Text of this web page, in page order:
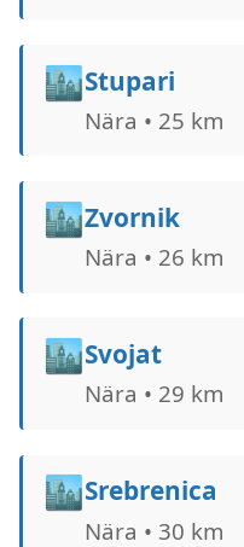
🏙️Stupari
Nära • 25 km
🏙️Zvornik
Nära • 26 km
🏙️Svojat
Nära • 29 km
🏙️Srebrenica
Nära • 30 km